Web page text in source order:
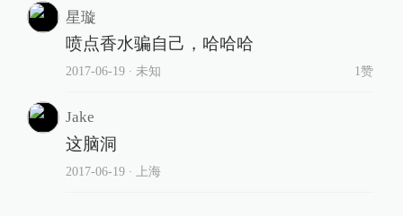
星璇
喷点香水骗自己，哈哈哈
2017-06-19∙ 未知 1赞
Jake
这脑洞
2017-06-19∙ 上海